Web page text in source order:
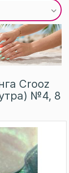
Crooz
№4, 8